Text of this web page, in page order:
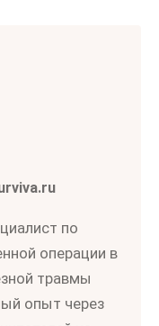
по
операции в
травмы
опыт через